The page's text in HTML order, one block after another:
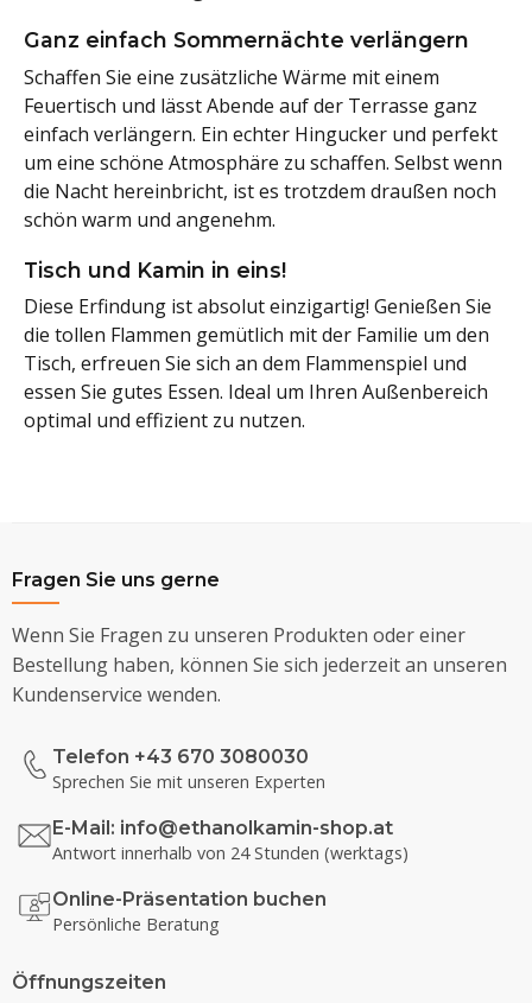
Ganz einfach Sommernächte verlängern
Schaffen Sie eine zusätzliche Wärme mit einem
Feuertisch und lässt Abende auf der Terrasse ganz
einfach verlängern. Ein echter Hingucker und perfekt
um eine schöne Atmosphäre zu schaffen. Selbst wenn
die Nacht hereinbricht, ist es trotzdem draußen noch
schön warm und angenehm.
Tisch und Kamin in eins!
Diese Erfindung ist absolut einzigartig! Genießen Sie
die tollen Flammen gemütlich mit der Familie um den
Tisch, erfreuen Sie sich an dem Flammenspiel und
essen Sie gutes Essen. Ideal um Ihren Außenbereich
optimal und effizient zu nutzen.
Fragen Sie uns gerne
Wenn Sie Fragen zu unseren Produkten oder einer
Bestellung haben, können Sie sich jederzeit an unseren
Kundenservice wenden.
Telefon +43 670 3080030
Sprechen Sie mit unseren Experten
E-Mail: info@ethanolkamin-shop.at
Antwort innerhalb von 24 Stunden (werktags)
Online-Präsentation buchen
Persönliche Beratung
Öffnungszeiten